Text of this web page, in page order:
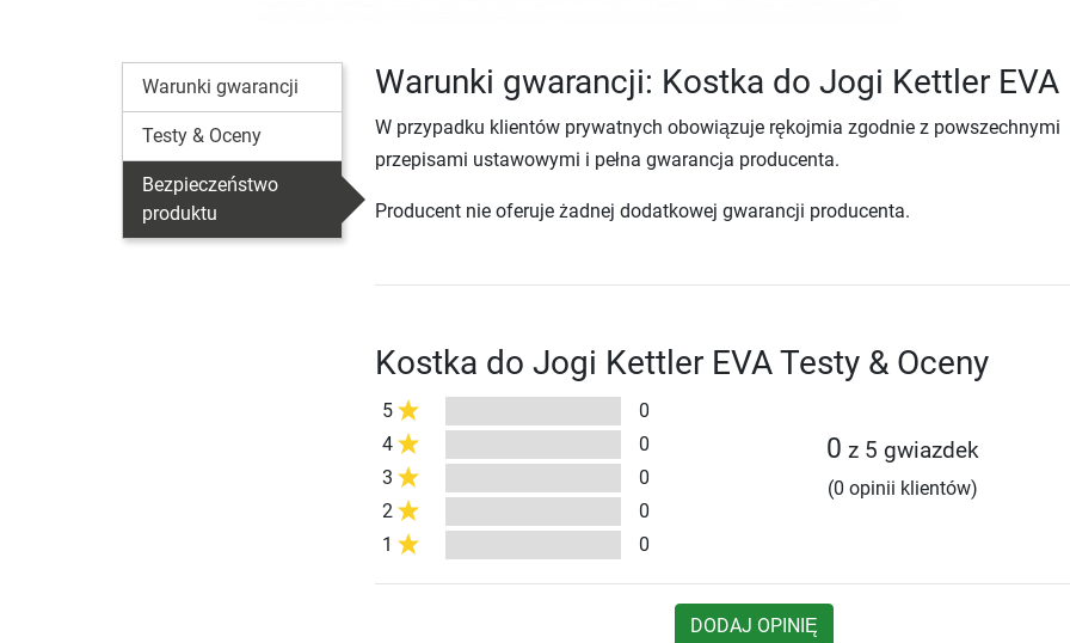
Warunki gwarancji
Testy & Oceny
Bezpieczeństwo
produktu
Warunki gwarancji: Kostka do Jogi Kettler EVA
W przypadku klientów prywatnych obowiązuje rękojmia zgodnie z powszechnymi
przepisami ustawowymi i pełna gwarancja producenta.
Producent nie oferuje żadnej dodatkowej gwarancji producenta.
Kostka do Jogi Kettler EVA Testy & Oceny
5
0
4
0
3
0
2
0
1
0
0 z 5 gwiazdek
(0 opinii klientów)
DODAJ OPINIĘ